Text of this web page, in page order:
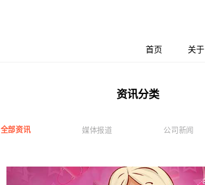
首页 关于
资讯分类
全部资讯 媒体报道 公司新闻